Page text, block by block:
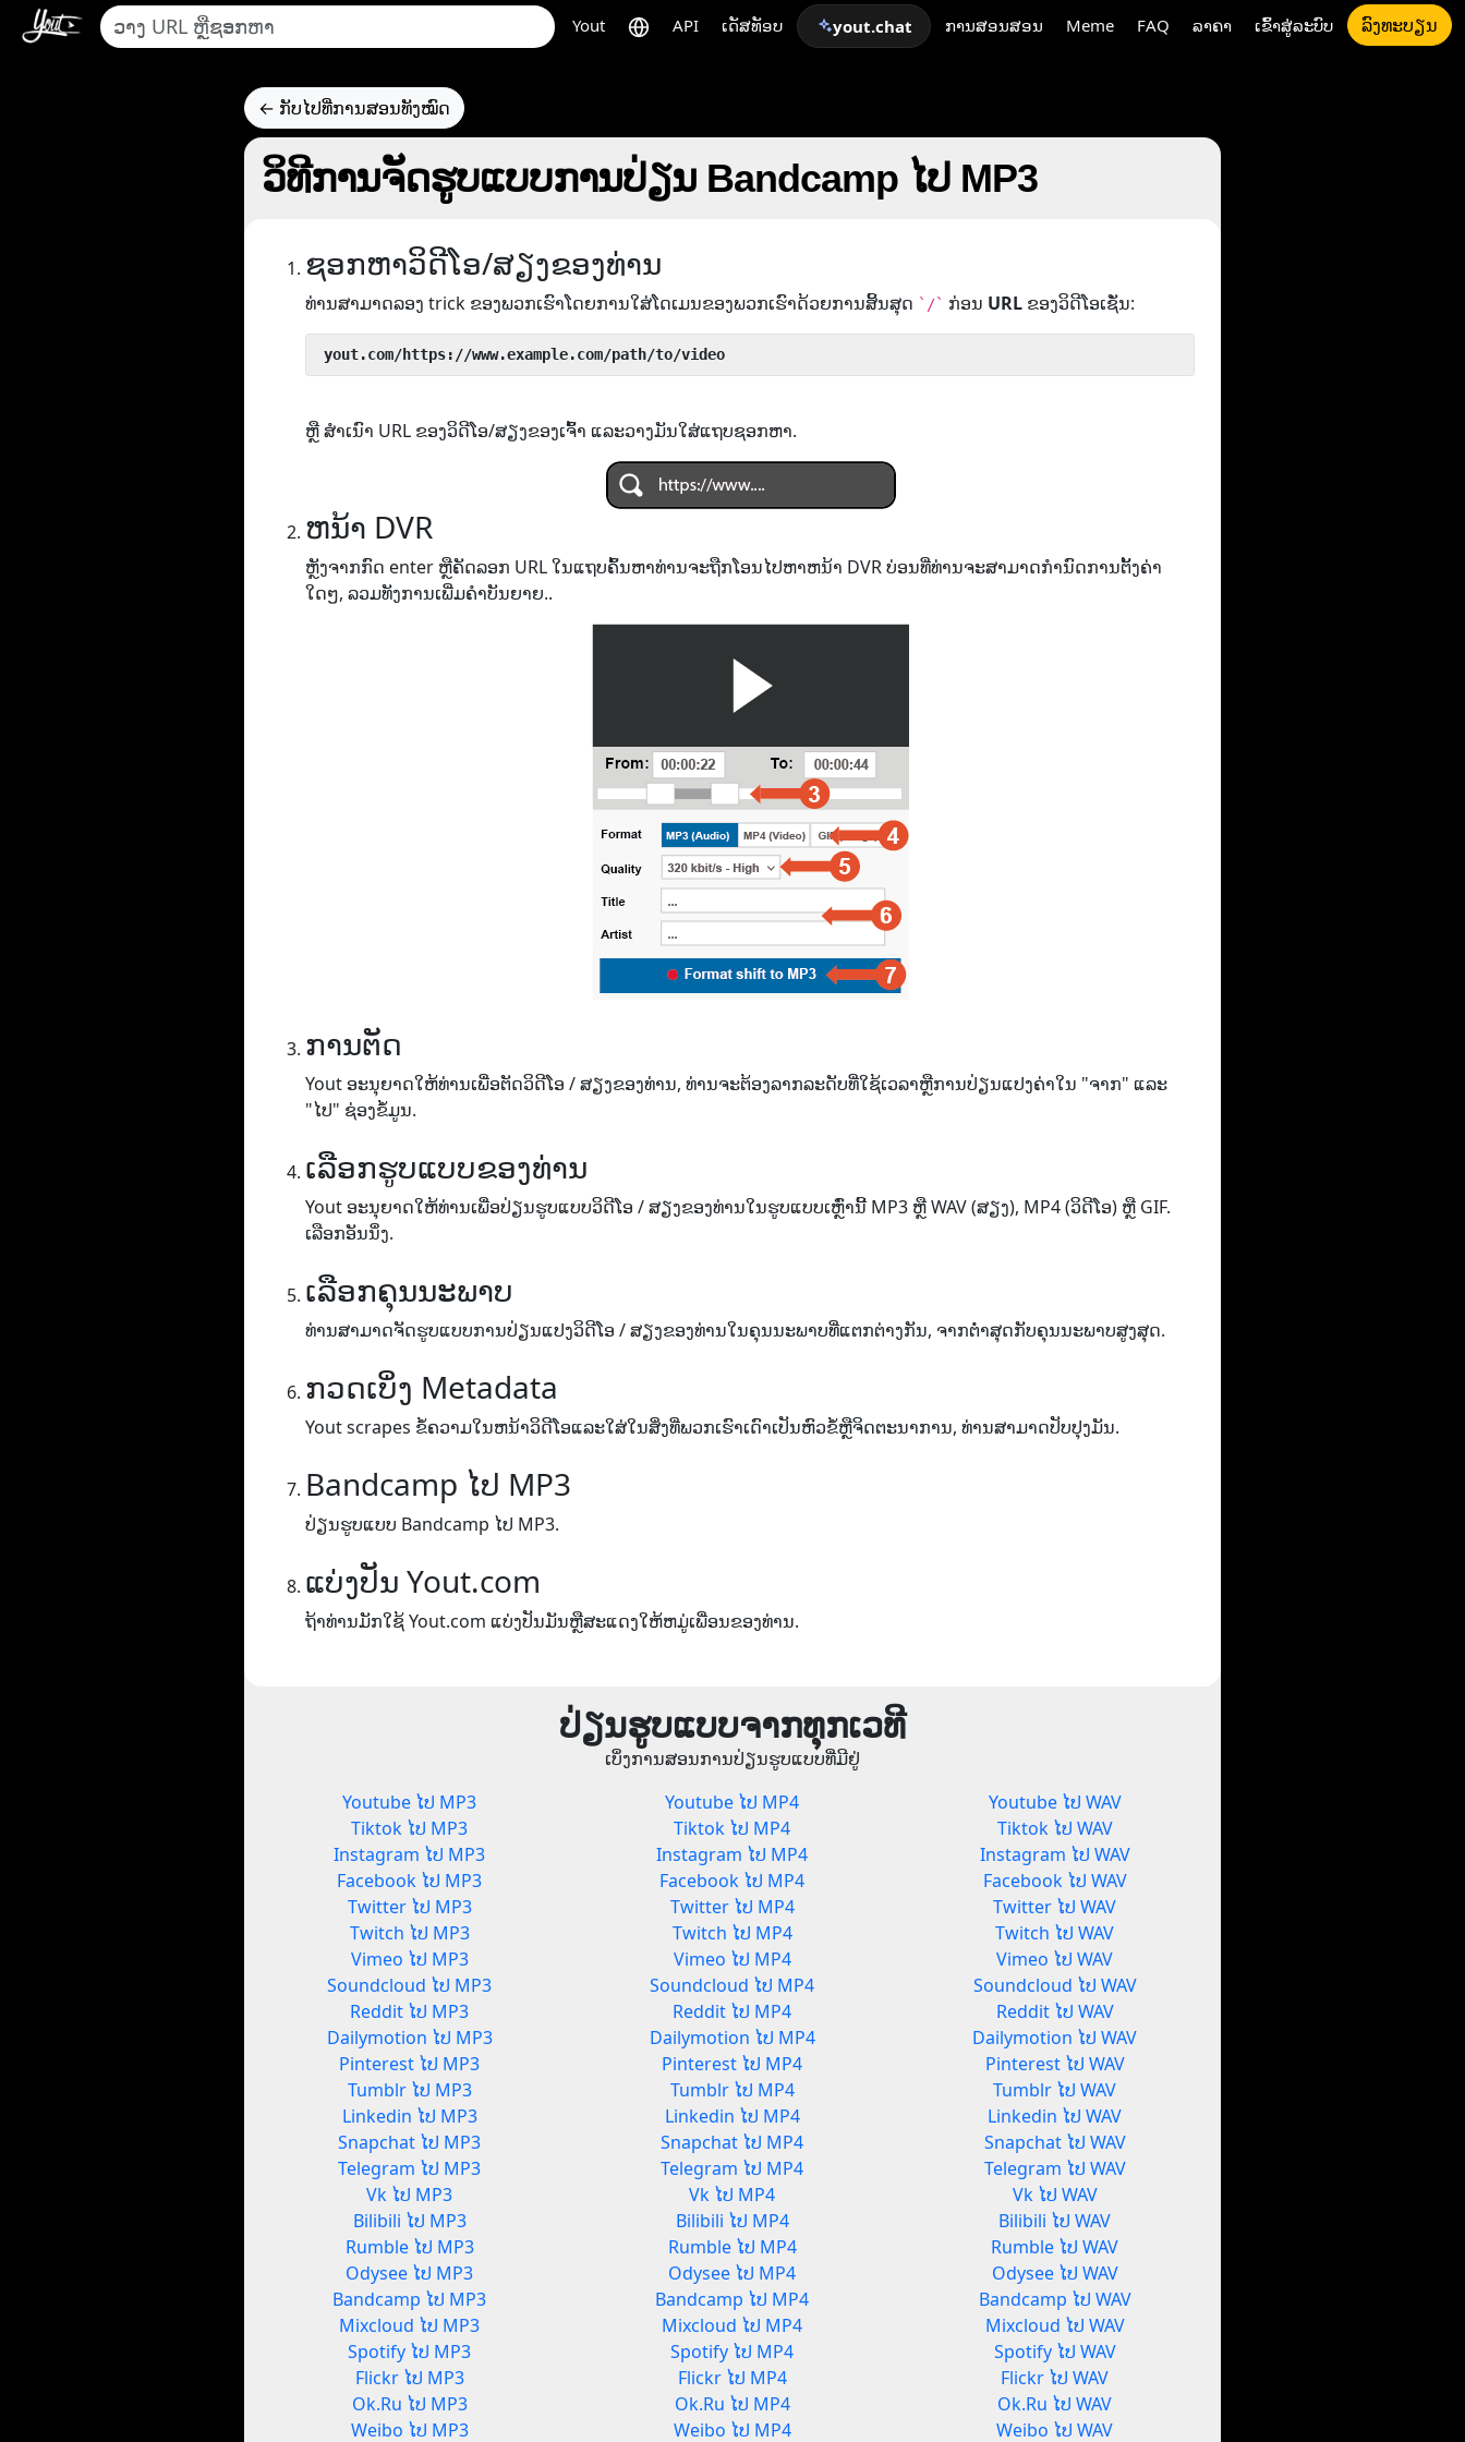
Yout API ເດັສທັອບ yout.chat ການສອນສອນ Meme FAQ ລາຄາ ເຂົ້າສູ່ລະບົບ ລົງທະບຽນ
← ກັບໄປທີ່ການສອນທັງໝົດ
ວິທີການຈັດຮູບແບບການປ່ຽນ Bandcamp ໄປ MP3
ຊອກຫາວິດີໂອ/ສຽງຂອງທ່ານ
ທ່ານສາມາດລອງ trick ຂອງພວກເຮົາໂດຍການໃສ່ໂດເມນຂອງພວກເຮົາດ້ວຍການສິ້ນສຸດ `/` ກ່ອນ URL ຂອງວິດີໂອເຊັ່ນ:
yout.com/https://www.example.com/path/to/video
ຫຼື ສຳເນົາ URL ຂອງວິດີໂອ/ສຽງຂອງເຈົ້າ ແລະວາງມັນໃສ່ແຖບຊອກຫາ.
ຫນ້າ DVR
ຫຼັງຈາກກົດ enter ຫຼືຄັດລອກ URL ໃນແຖບຄົ້ນຫາທ່ານຈະຖືກໂອນໄປຫາຫນ້າ DVR ບ່ອນທີ່ທ່ານຈະສາມາດກໍານົດການຕັ້ງຄ່າ
ໃດໆ, ລວມທັງການເພີ່ມຄໍາບັນຍາຍ..
ການຕັດ
Yout ອະ​ນຸ​ຍາດ​ໃຫ້​ທ່ານ​ເພື່ອ​ຕັດ​ວິ​ດີ​ໂອ / ສຽງ​ຂອງ​ທ່ານ​, ທ່ານ​ຈະ​ຕ້ອງ​ລາກ​ລະ​ດັບ​ທີ່​ໃຊ້​ເວ​ລາ​ຫຼື​ການ​ປ່ຽນ​ແປງ​ຄ່າ​ໃນ "ຈາກ​" ແລະ
"ໄປ​" ຊ່ອງ​ຂໍ້​ມູນ.
ເລືອກຮູບແບບຂອງທ່ານ
Yout ອະ​ນຸ​ຍາດ​ໃຫ້​ທ່ານ​ເພື່ອ​ປ່ຽນ​ຮູບ​ແບບ​ວິ​ດີ​ໂອ / ສຽງ​ຂອງ​ທ່ານ​ໃນ​ຮູບ​ແບບ​ເຫຼົ່າ​ນີ້ MP3 ຫຼື WAV (ສຽງ​)​, MP4 (ວິ​ດີ​ໂອ​) ຫຼື GIF​.
ເລືອກອັນນຶ່ງ.
ເລືອກຄຸນນະພາບ
ທ່ານ​ສາ​ມາດ​ຈັດ​ຮູບ​ແບບ​ການ​ປ່ຽນ​ແປງ​ວິ​ດີ​ໂອ / ສຽງ​ຂອງ​ທ່ານ​ໃນ​ຄຸນ​ນະ​ພາບ​ທີ່​ແຕກ​ຕ່າງ​ກັນ​, ຈາກ​ຕ​່​ໍາ​ສຸດ​ກັບ​ຄຸນ​ນະ​ພາບ​ສູງ​ສຸດ​.
ກວດເບິ່ງ Metadata
Yout scrapes ຂໍ້ຄວາມໃນຫນ້າວິດີໂອແລະໃສ່ໃນສິ່ງທີ່ພວກເຮົາເດົາເປັນຫົວຂໍ້ຫຼືຈິດຕະນາການ, ທ່ານສາມາດປັບປຸງມັນ.
Bandcamp ໄປ MP3
ປ່ຽນຮູບແບບ Bandcamp ໄປ MP3.
ແບ່ງປັນ Yout.com
ຖ້າທ່ານມັກໃຊ້ Yout.com ແບ່ງປັນມັນຫຼືສະແດງໃຫ້ຫມູ່ເພື່ອນຂອງທ່ານ.
ປ່ຽນຮູບແບບຈາກທຸກເວທີ
ເບິ່ງການສອນການປ່ຽນຮູບແບບທີ່ມີຢູ່
Youtube ໄປ MP3
Tiktok ໄປ MP3
Instagram ໄປ MP3
Facebook ໄປ MP3
Twitter ໄປ MP3
Twitch ໄປ MP3
Vimeo ໄປ MP3
Soundcloud ໄປ MP3
Reddit ໄປ MP3
Dailymotion ໄປ MP3
Pinterest ໄປ MP3
Tumblr ໄປ MP3
Linkedin ໄປ MP3
Snapchat ໄປ MP3
Telegram ໄປ MP3
Vk ໄປ MP3
Bilibili ໄປ MP3
Rumble ໄປ MP3
Odysee ໄປ MP3
Bandcamp ໄປ MP3
Mixcloud ໄປ MP3
Spotify ໄປ MP3
Flickr ໄປ MP3
Ok.Ru ໄປ MP3
Weibo ໄປ MP3
Youtube ໄປ MP4
Tiktok ໄປ MP4
Instagram ໄປ MP4
Facebook ໄປ MP4
Twitter ໄປ MP4
Twitch ໄປ MP4
Vimeo ໄປ MP4
Soundcloud ໄປ MP4
Reddit ໄປ MP4
Dailymotion ໄປ MP4
Pinterest ໄປ MP4
Tumblr ໄປ MP4
Linkedin ໄປ MP4
Snapchat ໄປ MP4
Telegram ໄປ MP4
Vk ໄປ MP4
Bilibili ໄປ MP4
Rumble ໄປ MP4
Odysee ໄປ MP4
Bandcamp ໄປ MP4
Mixcloud ໄປ MP4
Spotify ໄປ MP4
Flickr ໄປ MP4
Ok.Ru ໄປ MP4
Weibo ໄປ MP4
Youtube ໄປ WAV
Tiktok ໄປ WAV
Instagram ໄປ WAV
Facebook ໄປ WAV
Twitter ໄປ WAV
Twitch ໄປ WAV
Vimeo ໄປ WAV
Soundcloud ໄປ WAV
Reddit ໄປ WAV
Dailymotion ໄປ WAV
Pinterest ໄປ WAV
Tumblr ໄປ WAV
Linkedin ໄປ WAV
Snapchat ໄປ WAV
Telegram ໄປ WAV
Vk ໄປ WAV
Bilibili ໄປ WAV
Rumble ໄປ WAV
Odysee ໄປ WAV
Bandcamp ໄປ WAV
Mixcloud ໄປ WAV
Spotify ໄປ WAV
Flickr ໄປ WAV
Ok.Ru ໄປ WAV
Weibo ໄປ WAV